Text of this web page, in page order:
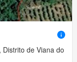
de Viana do